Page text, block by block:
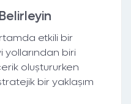
etkili bir
yollarından biri
oluştururken
bir yaklaşım